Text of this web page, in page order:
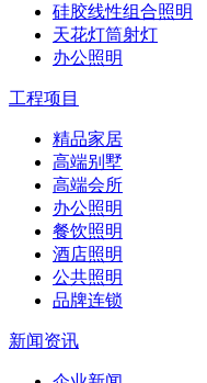
硅胶线性组合照明
天花灯筒射灯
办公照明
工程项目
精品家居
高端别墅
高端会所
办公照明
餐饮照明
酒店照明
公共照明
品牌连锁
新闻资讯